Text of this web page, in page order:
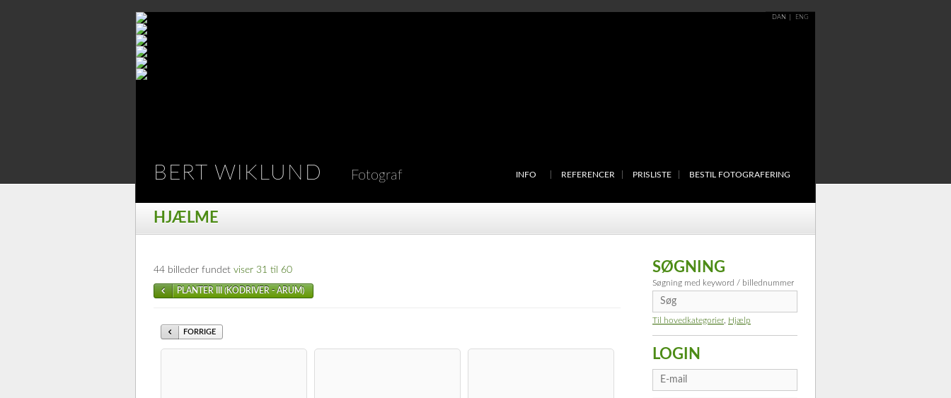
DAN ENG
BERT WIKLUND Fotograf INFO REFERENCER PRISLISTE BESTIL FOTOGRAFERING
HJÆLME
44 billeder fundet viser 31 til 60
PLANTER III (KODRIVER - ARUM)
FORRIGE
SØGNING
Søgning med keyword / billednummer
Til hovedkategorier Hjælp
LOGIN